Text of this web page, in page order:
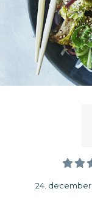
24. december